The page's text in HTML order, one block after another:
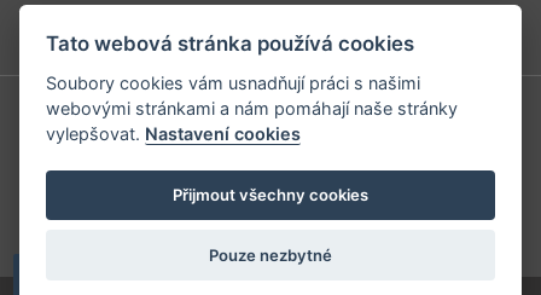
Ochrana osobních údajů
Příhlášení | Registrace
Kontaktní informace
Mapa stránek
Tato webová stránka používá cookies
Soubory cookies vám usnadňují práci s našimi
webovými stránkami a nám pomáhají naše stránky
vylepšovat. Nastavení cookies
Přijmout všechny cookies
Pouze nezbytné